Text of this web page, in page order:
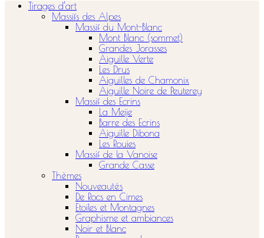
Tirages d’art
Massifs des Alpes
Massif du Mont-Blanc
Mont Blanc (sommet)
Grandes Jorasses
Aiguille Verte
Les Drus
Aiguilles de Chamonix
Aiguille Noire de Peuterey
Massif des Ecrins
La Meije
Barre des Ecrins
Aiguille Dibona
Les Rouies
Massif de la Vanoise
Grande Casse
Thèmes
Nouveautés
De Rocs en Cimes
Etoiles et Montagnes
Graphisme et ambiances
Noir et Blanc